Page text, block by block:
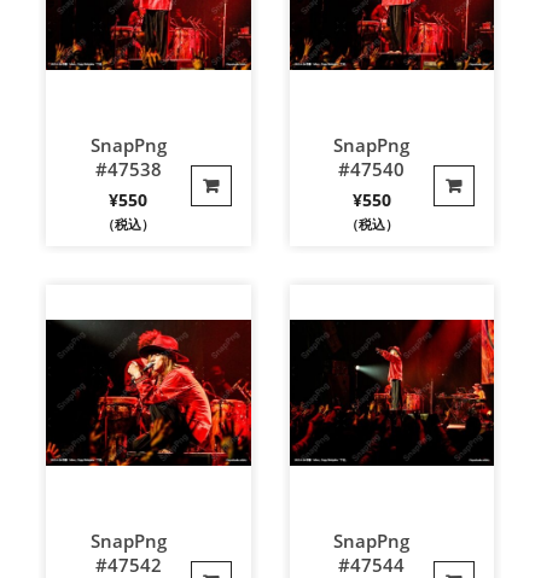
SnapPng
#47538
¥550
（税込）
SnapPng
#47540
¥550
（税込）
SnapPng
#47542
SnapPng
#47544